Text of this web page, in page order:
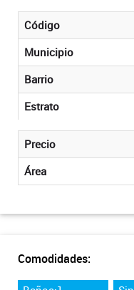
Código
Municipio
Barrio
Estrato
Precio
Área
Comodidades: